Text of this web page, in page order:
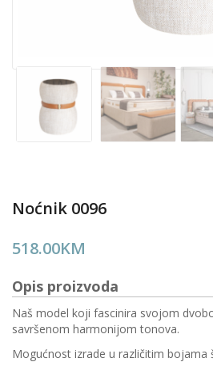
Noćnik 0096
518.00KM
Opis proizvoda
Naš model koji fascinira svojom
savršenom harmonijom tonova.
Mogućnost izrade u različitim bojama